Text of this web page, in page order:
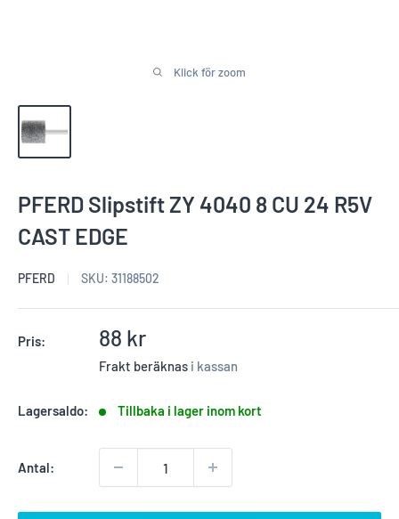
Klick för zoom
PFERD Slipstift ZY 4040 8 CU 24 R5V
CAST EDGE
PFERD SKU: 31188502
Pris: Reapris
88 kr
Frakt beräknas i kassan
Lagersaldo: Tillbaka i lager inom kort
Antal: